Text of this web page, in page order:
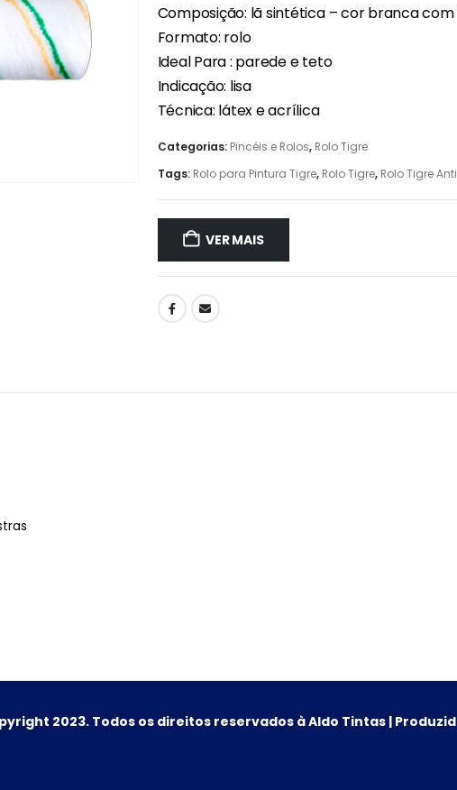
Composição: lã sintética – cor branca
Formato: rolo
Ideal Para : parede e teto
Indicação: lisa
Técnica: látex e acrílica
Categorias: Pincéis e Rolos, Rolo Tigre
Tags: Rolo para Pintura Tigre, Rolo Tigre, Rolo Tigre
VER MAIS
2023. Todos os direitos reservados à Aldo Tintas |